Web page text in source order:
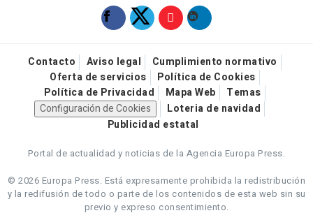
Contacto Aviso legal
Cumplimiento normativo
Oferta de servicios
Política de Cookies
Política de Privacidad
Mapa Web
Temas
Configuración de Cookies
Loteria de navidad
Publicidad estatal
Portal de actualidad y noticias de la Agencia Europa Press.
© 2026 Europa Press. Está expresamente prohibida la redistribución
y la redifusión de todo o parte de los contenidos de esta web sin su
previo y expreso consentimiento.